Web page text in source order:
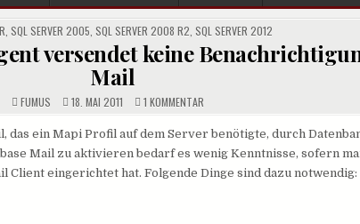
SQL SERVER 2005 SQL SERVER 2008 R2 SQL SERVER 2012
versendet keine
Mail
FUMUS 18. MAI 2011 1 KOMMENTAR
DATABASE
SQL
VERSENDET
KEINE
BENACHRICHTIGUNGEN
das ein Mapi Profil auf dem Server benötigte, durch
Mail zu aktivieren bedarf es wenig Kenntnisse, sofern
Client eingerichtet hat. Folgende Dinge sind dazu notwendig: